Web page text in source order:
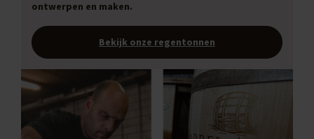
ontwerpen en maken.
Bekijk onze regentonnen